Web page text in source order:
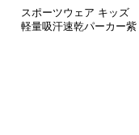
スポーツウェア キッズ
軽量吸汗速乾パーカー紫